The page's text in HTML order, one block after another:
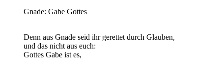
Gnade: Gabe Gottes
Denn aus Gnade seid ihr gerettet durch Glauben,
und das nicht aus euch:
Gottes Gabe ist es,